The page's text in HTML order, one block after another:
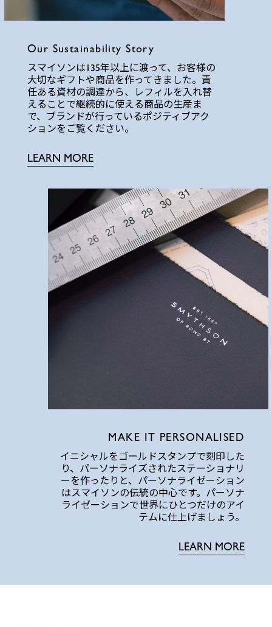
Our Sustainability Story
スマイソンは135年以上に渡って、お客様の
大切なギフトや商品を作ってきました。責
任ある資材の調達から、レフィルを入れ替
えることで継続的に使える商品の生産ま
で、ブランドが行っているポジティブアク
ションをご覧ください。
LEARN MORE
MAKE IT PERSONALISED
イニシャルをゴールドスタンプで刻印した
り、パーソナライズされたステーショナリ
ーを作ったりと、パーソナライゼーション
はスマイソンの伝統の中心です。パーソナ
ライゼーションで世界にひとつだけのアイ
テムに仕上げましょう。
LEARN MORE